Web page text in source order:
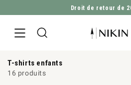
ALLER DIRECTEMENT
Droit de retour de
T-shirts enfants
16 produits